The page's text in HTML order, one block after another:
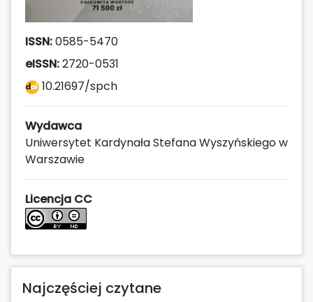
ISSN:0585-5470
eISSN:2720-0531
10.21697/spch
Wydawca
Uniwersytet Kardynała Stefana Wyszyńskiego w
Warszawie
Licencja CC
Najczęściej czytane